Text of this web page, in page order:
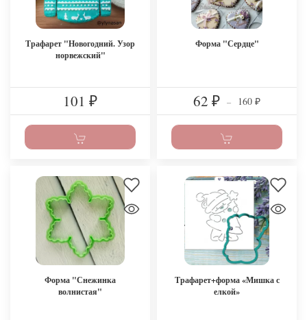
Трафарет "Новогодний. Узор
норвежский"
101 ₽
Форма "Сердце"
62 ₽ – 160 ₽
Форма "Снежинка
волнистая"
Трафарет+форма «Мишка с
елкой»